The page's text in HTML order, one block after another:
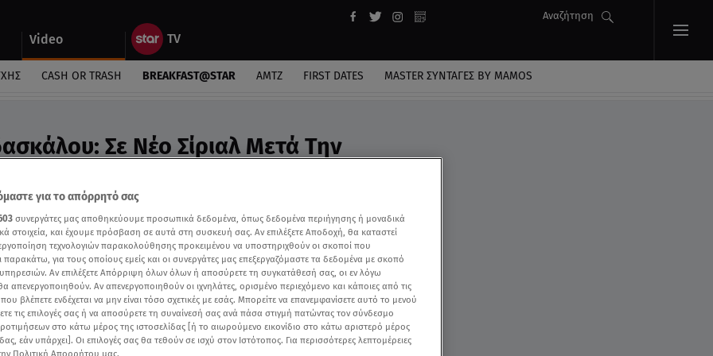
Video
Αναζήτηση
CASH OR TRASH BREAKFAST@STAR ΑΜΤΖ FIRST DATES MASTER ΣΥΝΤΑΓΈΣ BY MAMOS
Σε Νέο Σίριαλ Μετά Την
στην κρατική τηλεόραση, όπως αποκάλυψε
για το απόρρητό σας
συνεργάτες μας αποθηκεύουμε προσωπικά δεδομένα, όπως δεδομένα περιήγησης ή μοναδικά
στοιχεία, και έχουμε πρόσβαση σε αυτά στη συσκευή σας. Αν επιλέξετε Αποδοχή, θα καταστεί
τεχνολογιών παρακολούθησης προκειμένου να υποστηριχθούν οι σκοποί που
παρακάτω, για τους οποίους εμείς και οι συνεργάτες μας επεξεργαζόμαστε τα δεδομένα με σκοπό
Αν επιλέξετε Απόρριψη όλων όλων ή αποσύρετε τη συγκατάθεσή σας, οι εν λόγω
απενεργοποιηθούν. Αν απενεργοποιηθούν οι ιχνηλάτες, ορισμένο περιεχόμενο και κάποιες από τις
βλέπετε ενδέχεται να μην είναι τόσο σχετικές με εσάς. Μπορείτε να επανεμφανίσετε αυτό το μενού
τις επιλογές σας ή να αποσύρετε τη συναίνεσή σας ανά πάσα στιγμή πατώντας τον σύνδεσμο
στο κάτω μέρος της ιστοσελίδας [ή το αιωρούμενο εικονίδιο στο κάτω αριστερό μέρος
εάν υπάρχει]. Οι επιλογές σας θα τεθούν σε ισχύ στον Ιστότοπος. Για περισσότερες λεπτομέρειες
Πολιτική Απορρήτου μας.